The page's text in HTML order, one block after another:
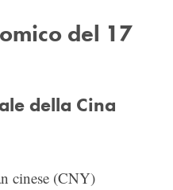
del 17
della Cina
cinese (CNY)